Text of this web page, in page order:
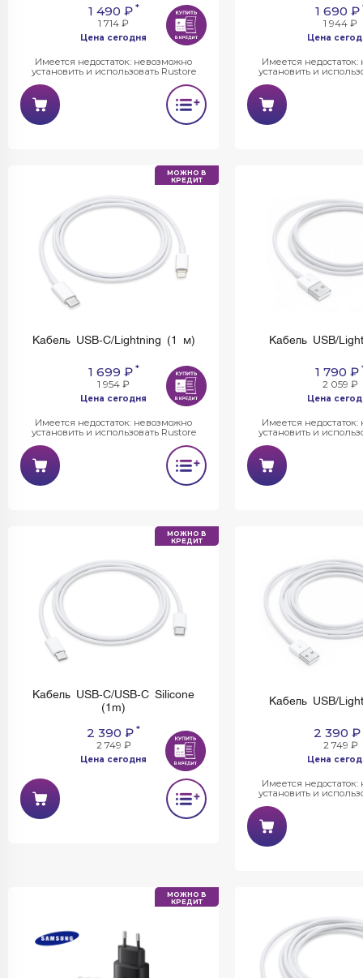
1 490 ₽*
1 714 ₽
Цена сегодня
Имеется недостаток: невозможно
установить и использовать Rustore
1 690 ₽
1 944 ₽
Цена
Имеется
установить и
МОЖНО В
КРЕДИТ
Кабель USB-C/Lightning (1 м)
1 699 ₽*
1 954 ₽
Цена сегодня
Имеется недостаток: невозможно
установить и использовать Rustore
Кабель USB/
1 790 ₽
2 059 ₽
Цена
Имеется
установить и
МОЖНО В
КРЕДИТ
Кабель USB-C/USB-C Silicone
(1m)
2 390 ₽ *
2 749 ₽
Цена сегодня
Кабель USB/
2 390 ₽
2 749 ₽
Цена
Имеется
установить и
МОЖНО В
КРЕДИТ